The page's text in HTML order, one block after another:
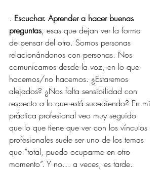
. Escuchar. Aprender a hacer buenas
preguntas, esas que dejan ver la forma
de pensar del otro. Somos personas
relacionándonos con personas. Nos
comunicamos desde la voz, en lo que
hacemos/no hacemos. ¿Estaremos
alejados? ¿Nos falta sensibilidad con
respecto a lo que está sucediendo? En mi
práctica profesional veo muy seguido
que lo que tiene que ver con los vínculos
profesionales suele ser uno de los temas
que “total, puedo ocuparme en otro
momento”. Y no… a veces, es tarde.